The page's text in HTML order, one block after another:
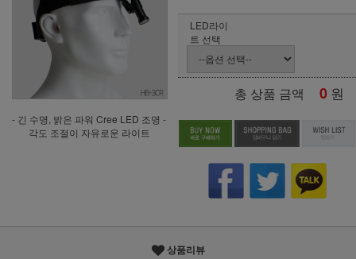
- 긴 수명, 밝은 파워 Cree LED 조명 -
각도 조절이 자유로운 라이트
LED라이
트 선택
총 상품 금액 0 원
상품리뷰